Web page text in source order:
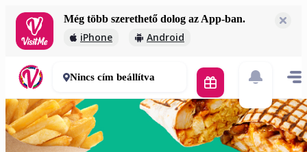
Még több szerethető dolog az App-ban.
iPhone Android
Francia Tacos 🇫🇷 🚀
2 000 Ft
30-50 perc
Nincs cím beállítva